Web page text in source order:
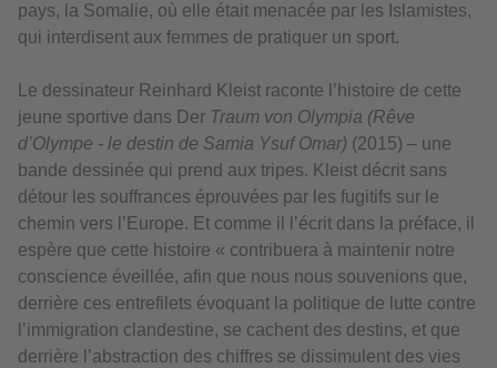
pays, la Somalie, où elle était menacée par les Islamistes,
qui interdisent aux femmes de pratiquer un sport.
Le dessinateur Reinhard Kleist raconte l’histoire de cette
jeune sportive dans Der Traum von Olympia (Rêve
d’Olympe - le destin de Samia Ysuf Omar) (2015) – une
bande dessinée qui prend aux tripes. Kleist décrit sans
détour les souffrances éprouvées par les fugitifs sur le
chemin vers l’Europe. Et comme il l’écrit dans la préface, il
espère que cette histoire « contribuera à maintenir notre
conscience éveillée, afin que nous nous souvenions que,
derrière ces entrefilets évoquant la politique de lutte contre
l’immigration clandestine, se cachent des destins, et que
derrière l’abstraction des chiffres se dissimulent des vies